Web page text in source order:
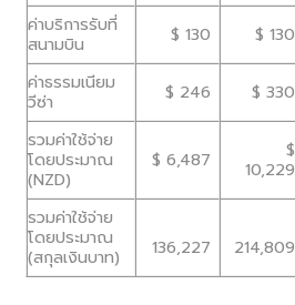
ค่าบริการรับที่
สนามบิน
$ 130 $ 130
ค่าธรรมเนียม
วีซ่า
$ 246 $ 330
รวมค่าใช้จ่าย
โดยประมาณ
(NZD)
$ 6,487
$
10,229
รวมค่าใช้จ่าย
โดยประมาณ
(สกุลเงินบาท)
136,227 214,809